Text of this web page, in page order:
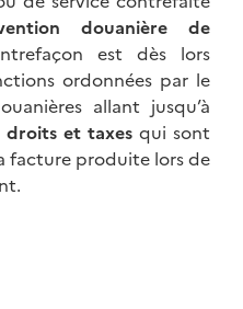
douanière de
est dès lors
ordonnées par le
allant jusqu’à
et taxesqui sont
facture produite lors de